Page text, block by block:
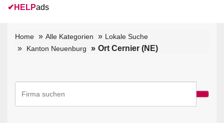
✔ HELPads
Home Alle Kategorien
Lokale Suche
Kanton Neuenburg
Ort Cernier (NE)